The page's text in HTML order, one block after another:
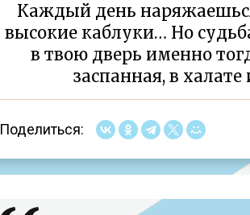
Каждый день
высокие каблуки… Но
в твою дверь именно
заспанная, в
Поделиться: